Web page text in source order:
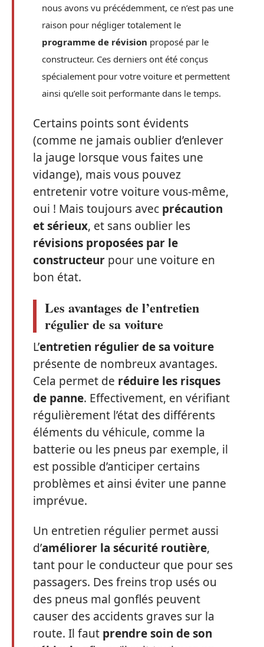
nous avons vu précédemment, ce n’est pas une
raison pour négliger totalement le
programme de révision proposé par le
constructeur. Ces derniers ont été conçus
spécialement pour votre voiture et permettent
ainsi qu’elle soit performante dans le temps.
Certains points sont évidents
(comme ne jamais oublier d’enlever
la jauge lorsque vous faites une
vidange), mais vous pouvez
entretenir votre voiture vous-même,
oui ! Mais toujours avec précaution
et sérieux, et sans oublier les
révisions proposées par le
constructeur pour une voiture en
bon état.
Les avantages de l’entretien
régulier de sa voiture
L’entretien régulier de sa voiture
présente de nombreux avantages.
Cela permet de réduire les risques
de panne. Effectivement, en vérifiant
régulièrement l’état des différents
éléments du véhicule, comme la
batterie ou les pneus par exemple, il
est possible d’anticiper certains
problèmes et ainsi éviter une panne
imprévue.
Un entretien régulier permet aussi
d’améliorer la sécurité routière,
tant pour le conducteur que pour ses
passagers. Des freins trop usés ou
des pneus mal gonflés peuvent
causer des accidents graves sur la
route. Il faut prendre soin de son